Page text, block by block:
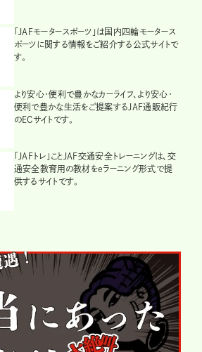
「JAFモータースポーツ」は国内四輪モータース
ポーツに関する情報をご紹介する公式サイトで
す。
より安心・便利で豊かなカーライフ、より安心・
便利で豊かな生活をご提案するJAF通販紀行
のECサイトです。
「JAFトレ」ことJAF交通安全トレーニングは、交
通安全教育用の教材をeラーニング形式で提
供するサイトです。